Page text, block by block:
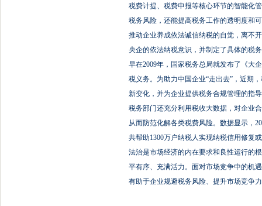
税费计提、税费申报等核心环节的智能化
税务风险，还能提高税务工作的透明度和
推动企业养成依法诚信纳税的自觉，离不
央企的依法纳税意识，并制定了具体的税
早在2009年，国家税务总局就发布了《大
税义务。为助力中国企业“走出去”，近期
新变化，并为企业提供税务合规管理的指
税务部门还充分利用税收大数据，对企业
从而防范化解各类税费风险。数据显示，
共帮助1300万户纳税人实现纳税信用修复
法治是市场经济的内在要求和良性运行的
平有序、充满活力。面对市场竞争中的机
有助于企业规避税务风险、提升市场竞争